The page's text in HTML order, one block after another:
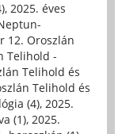
, 2025. éves
12. Oroszlán
Telihold -
Telihold és
Telihold és
(4), 2025.
(1), 2025.